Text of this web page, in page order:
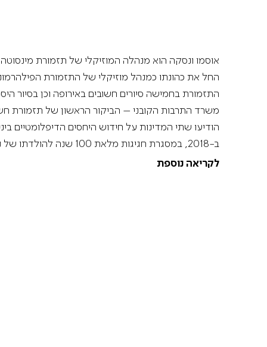
החל את כהונתו כמנהל מוזיקלי של התזמורת
משרד התרבות הקובני – הביקור הראשון של תזמורת
הודיעו שתי המדינות על חידוש היחסים הדיפלומטיים
ב-2018, במסגרת חגיגות מלאת 100 שנה להולדתו של נלסון מנדלה.
לקריאה נוספת